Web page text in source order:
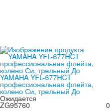
YAMAHA YFL-677HCT
профессиональная флейта,
колено Си, трельный До
Ожидается
0
ZG95760